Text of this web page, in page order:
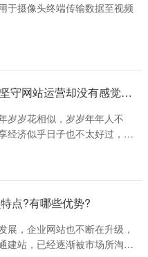
于摄像头终端传输数据至视频
互联网又进入“寒冬” 坚守网站运营却没有感觉到呢
岁岁花相似，岁岁年年人不
经济似乎日子也不太好过，
也似乎步入了冬季
抱团取暖，现在都不能共享
联网创业并没有真正的寒冬，
摔下来，这种过山车的感
点?有哪些优势?
展，企业网站也不断在升级，
建站，已经逐渐被市场所淘